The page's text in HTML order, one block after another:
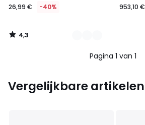
26,99 € -40%
4,3
/
953,10 €
Pagina 1 van 1
Vergelijkbare artikelen